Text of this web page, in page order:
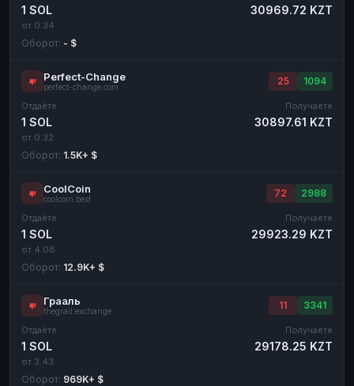
1 SOL
от 0.34
30969.72 KZT
Оборот: - $
Perfect-Change
perfect-change.com
25 1094
Отдаёте
1 SOL
от 0.32
Получаете
30897.61 KZT
Оборот: 1.5K+ $
CoolCoin
coolcoin.best
72 2988
Отдаёте
1 SOL
от 4.08
Получаете
29923.29 KZT
Оборот: 12.9K+ $
Грааль
thegrail.exchange
11 3341
Отдаёте
1 SOL
от 3.43
Получаете
29178.25 KZT
Оборот: 969K+ $